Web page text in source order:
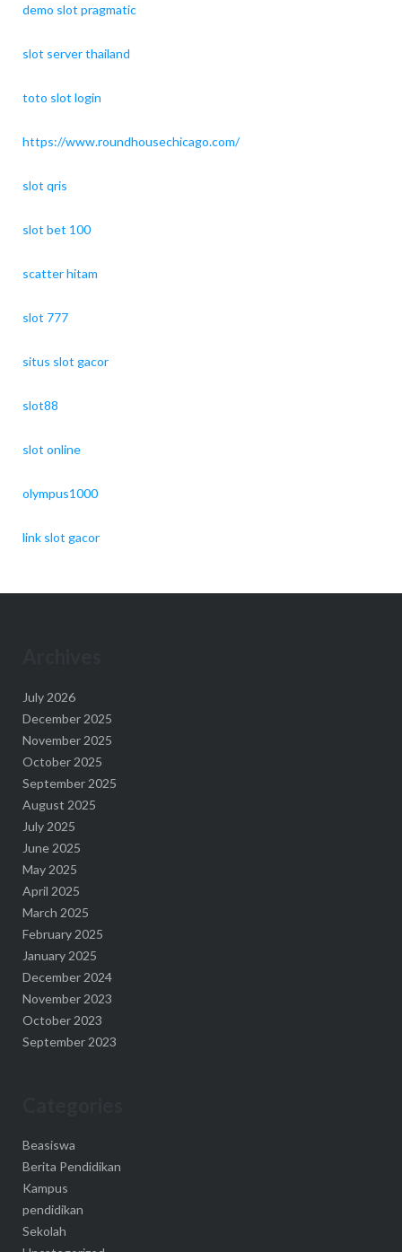
demo slot pragmatic
slot server thailand
toto slot login
https://www.roundhousechicago.com/
slot qris
slot bet 100
scatter hitam
slot 777
situs slot gacor
slot88
slot online
olympus1000
link slot gacor
July 2026
December 2025
November 2025
October 2025
September 2025
August 2025
July 2025
June 2025
May 2025
April 2025
March 2025
February 2025
January 2025
December 2024
November 2023
October 2023
September 2023
Beasiswa
Berita Pendidikan
Kampus
pendidikan
Sekolah